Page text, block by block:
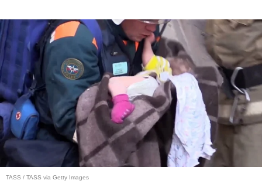
TASS / TASS via Getty Images